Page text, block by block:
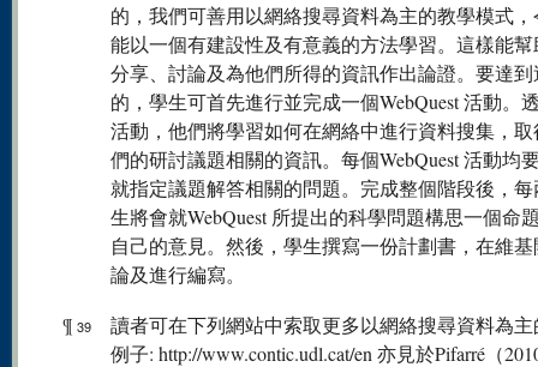
的，我們可善用以網絡搜尋資料為主的教學模式
能以一個有建設性及有意義的方法學習。這樣能
分享、討論及為他們所得的資訊作出論證。要達
的，學生可首先進行並完成一個WebQuest 活動。
活動，他們將學習如何在網絡中進行資料搜集，
們的研討議題相關的資訊。每個WebQuest 活動均
就指定議題解答相關的問題。完成整個階段後，
生將會就WebQuest 所提出的科學問題構思一個命
自己的意見。然後，學生撰寫一份計劃書，在維
論及進行編寫。
¶ 39
讀者可在下列網站中索取更多以網絡搜尋資料為
例子: http://www.contic.udl.cat/en 亦見於Pifarré（